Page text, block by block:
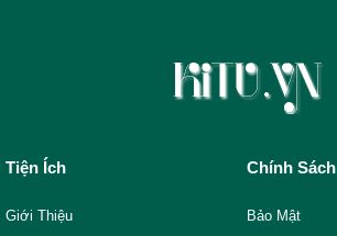
Tiện Ích
Giới Thiệu
Chính Sách
Bảo Mật